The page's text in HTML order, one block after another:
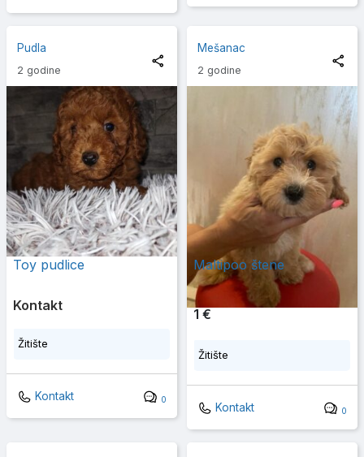
Pudla
2 godine
Toy pudlice
Kontakt
Žitište
Kontakt 0
Mešanac
2 godine
Maltipoo štene
1 €
Žitište
Kontakt 0